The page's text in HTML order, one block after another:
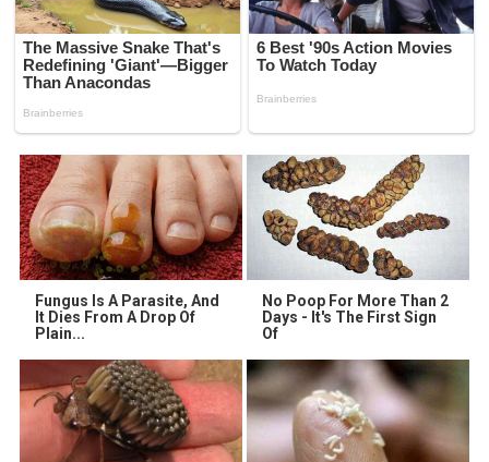
Fungus Is A Parasite, And
It Dies From A Drop Of
Plain...
No Poop For More Than 2
Days - It's The First Sign
Of